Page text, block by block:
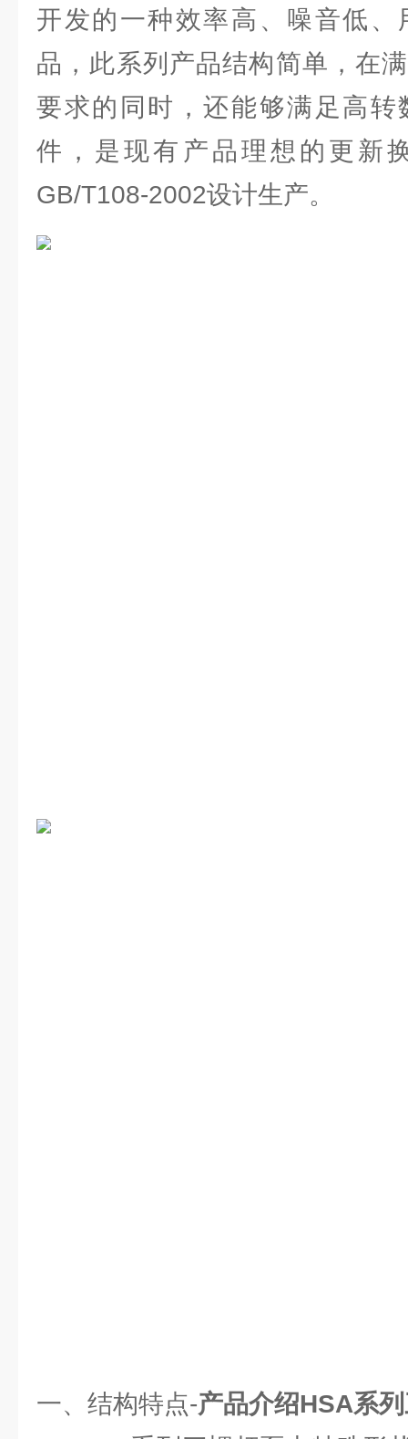
开发的一种效率高、噪音低
品，此系列产品结构简单，在
要求的同时，还能够满足高转
件，是现有产品理想的更新
GB/T108-2002设计生产。
一、结构特点-产品介绍HSA系